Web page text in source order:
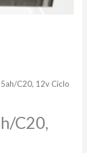
C20, 12v Ciclo
C20,